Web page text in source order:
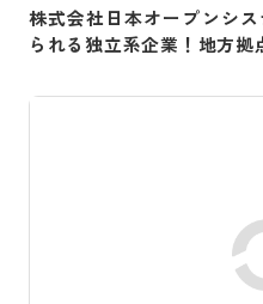
株式会社日本オープンシス
られる独立系企業！地方拠